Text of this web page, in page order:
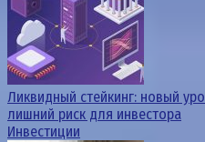
Ликвидный стейкинг: новый
лишний риск для инвестора
Инвестиции